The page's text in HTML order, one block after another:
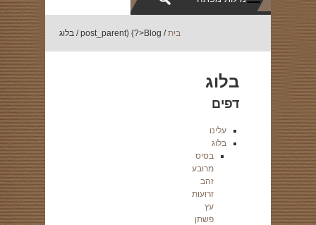
בית/
post_parent) {?>Blog
/ בלוג
בלוג
דפים
עלינו
בלוג
בסיס
מרובע
זהב
זרועות
עץ
פשתן